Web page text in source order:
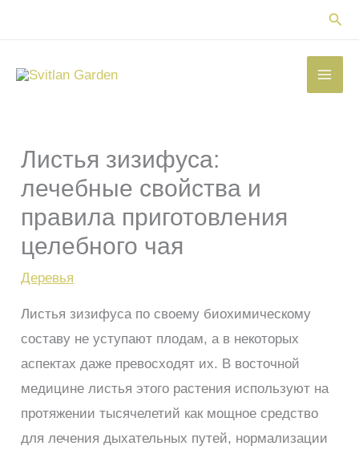
Листья зизифуса:
лечебные свойства и
правила приготовления
целебного чая
Деревья
Листья зизифуса по своему биохимическому
составу не уступают плодам, а в некоторых
аспектах даже превосходят их. В восточной
медицине листья этого растения используют на
протяжении тысячелетий как мощное средство
для лечения дыхательных путей, нормализации